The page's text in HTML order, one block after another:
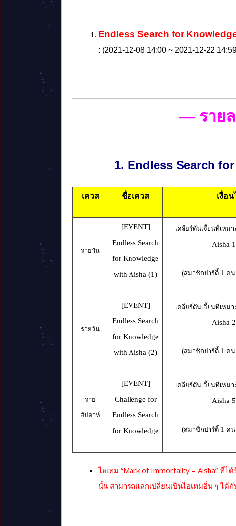
Endless Search for
: (2021-12-08 14:00 ~ 2021-12-22
— รายล
1. Endless Search
เควส ชื่อเควส เงื่อน
รายวัน
[EVENT]
Endless Search
for Knowledge
with Aisha (1)
เคลียร์ดันเจี้ยนที่เหมา
Aisha 1
(สมาชิกปาร์ตี้ 1 คน
รายวัน
[EVENT]
Endless Search
for Knowledge
with Aisha (2)
เคลียร์ดันเจี้ยนที่เหมา
Aisha 2
(สมาชิกปาร์ตี้ 1 คน
ราย
สัปดาห์
[EVENT]
Challenge for
Endless Search
for Knowledge
เคลียร์ดันเจี้ยนที่เหมา
Aisha 5
(สมาชิกปาร์ตี้ 1 คน
ไอเทม “Mark of Immortality – Aisha” ที่ไ
นั้น สามารถแลกเปลี่ยนเป็นไอเทมอื่น ๆ ได้กั